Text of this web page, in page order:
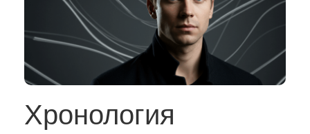
Хронология